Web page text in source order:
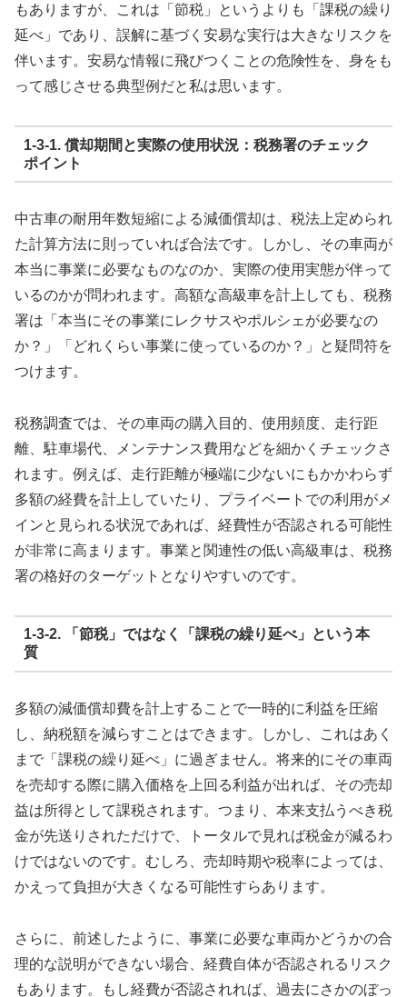
もありますが、これは「節税」というよりも「課税の繰り
延べ」であり、誤解に基づく安易な実行は大きなリスクを
伴います。安易な情報に飛びつくことの危険性を、身をも
って感じさせる典型例だと私は思います。
1-3-1. 償却期間と実際の使用状況：税務署のチェック
ポイント
中古車の耐用年数短縮による減価償却は、税法上定められ
た計算方法に則っていれば合法です。しかし、その車両が
本当に事業に必要なものなのか、実際の使用実態が伴って
いるのかが問われます。高額な高級車を計上しても、税務
署は「本当にその事業にレクサスやポルシェが必要なの
か？」「どれくらい事業に使っているのか？」と疑問符を
つけます。
税務調査では、その車両の購入目的、使用頻度、走行距
離、駐車場代、メンテナンス費用などを細かくチェックさ
れます。例えば、走行距離が極端に少ないにもかかわらず
多額の経費を計上していたり、プライベートでの利用がメ
インと見られる状況であれば、経費性が否認される可能性
が非常に高まります。事業と関連性の低い高級車は、税務
署の格好のターゲットとなりやすいのです。
1-3-2. 「節税」ではなく「課税の繰り延べ」という本
質
多額の減価償却費を計上することで一時的に利益を圧縮
し、納税額を減らすことはできます。しかし、これはあく
まで「課税の繰り延べ」に過ぎません。将来的にその車両
を売却する際に購入価格を上回る利益が出れば、その売却
益は所得として課税されます。つまり、本来支払うべき税
金が先送りされただけで、トータルで見れば税金が減るわ
けではないのです。むしろ、売却時期や税率によっては、
かえって負担が大きくなる可能性すらあります。
さらに、前述したように、事業に必要な車両かどうかの合
理的な説明ができない場合、経費自体が否認されるリスク
もあります。もし経費が否認されれば、過去にさかのぼっ